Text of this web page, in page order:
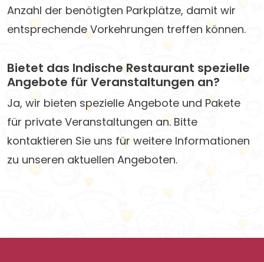
Anzahl der benötigten Parkplätze, damit wir
entsprechende Vorkehrungen treffen können.
Bietet das Indische Restaurant spezielle
Angebote für Veranstaltungen an?
Ja, wir bieten spezielle Angebote und Pakete
für private Veranstaltungen an. Bitte
kontaktieren Sie uns für weitere Informationen
zu unseren aktuellen Angeboten.